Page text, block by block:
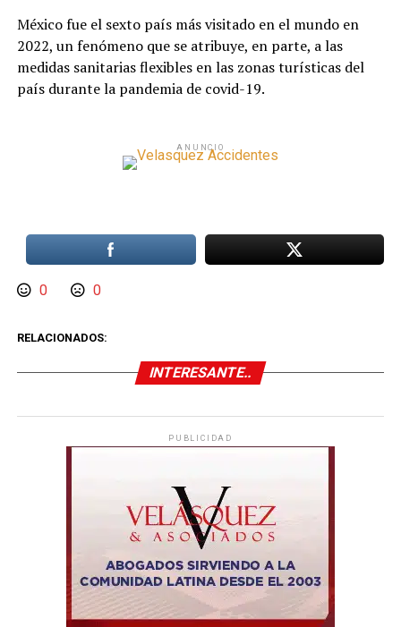
México fue el sexto país más visitado en el mundo en
2022, un fenómeno que se atribuye, en parte, a las
medidas sanitarias flexibles en las zonas turísticas del
país durante la pandemia de covid-19.
ANUNCIO
0 0
RELACIONADOS:
INTERESANTE..
PUBLICIDAD